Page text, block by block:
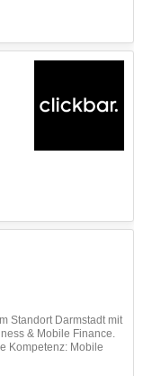
Standort Darmstadt mit
& Mobile Finance.
Kompetenz: Mobile